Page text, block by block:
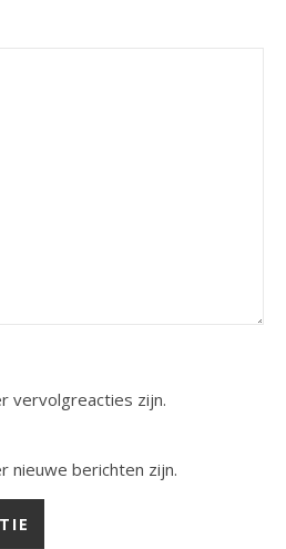
vervolgreacties zijn.
nieuwe berichten zijn.